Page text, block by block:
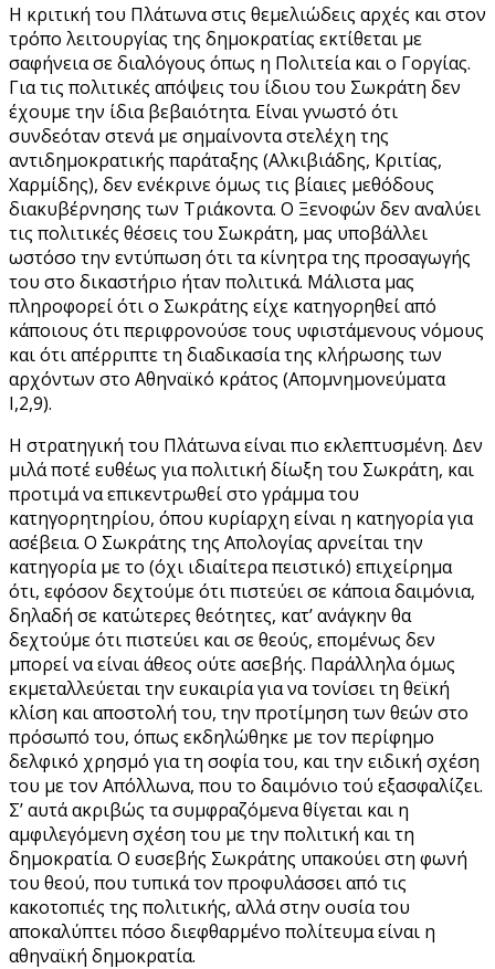
Η κριτική του Πλάτωνα στις θεμελιώδεις αρχές και στον
τρόπο λειτουργίας της δημοκρατίας εκτίθεται με
σαφήνεια σε διαλόγους όπως η Πολιτεία και ο Γοργίας.
Για τις πολιτικές απόψεις του ίδιου του Σωκράτη δεν
έχουμε την ίδια βεβαιότητα. Είναι γνωστό ότι
συνδεόταν στενά με σημαίνοντα στελέχη της
αντιδημοκρατικής παράταξης (Αλκιβιάδης, Κριτίας,
Χαρμίδης), δεν ενέκρινε όμως τις βίαιες μεθόδους
διακυβέρνησης των Τριάκοντα. Ο Ξενοφών δεν αναλύει
τις πολιτικές θέσεις του Σωκράτη, μας υποβάλλει
ωστόσο την εντύπωση ότι τα κίνητρα της προσαγωγής
του στο δικαστήριο ήταν πολιτικά. Μάλιστα μας
πληροφορεί ότι ο Σωκράτης είχε κατηγορηθεί από
κάποιους ότι περιφρονούσε τους υφιστάμενους νόμους
και ότι απέρριπτε τη διαδικασία της κλήρωσης των
αρχόντων στο Αθηναϊκό κράτος (Απομνημονεύματα
Ι,2,9).
Η στρατηγική του Πλάτωνα είναι πιο εκλεπτυσμένη. Δεν
μιλά ποτέ ευθέως για πολιτική δίωξη του Σωκράτη, και
προτιμά να επικεντρωθεί στο γράμμα του
κατηγορητηρίου, όπου κυρίαρχη είναι η κατηγορία για
ασέβεια. Ο Σωκράτης της Απολογίας αρνείται την
κατηγορία με το (όχι ιδιαίτερα πειστικό) επιχείρημα
ότι, εφόσον δεχτούμε ότι πιστεύει σε κάποια δαιμόνια,
δηλαδή σε κατώτερες θεότητες, κατ’ ανάγκην θα
δεχτούμε ότι πιστεύει και σε θεούς, επομένως δεν
μπορεί να είναι άθεος ούτε ασεβής. Παράλληλα όμως
εκμεταλλεύεται την ευκαιρία για να τονίσει τη θεϊκή
κλίση και αποστολή του, την προτίμηση των θεών στο
πρόσωπό του, όπως εκδηλώθηκε με τον περίφημο
δελφικό χρησμό για τη σοφία του, και την ειδική σχέση
του με τον Απόλλωνα, που το δαιμόνιο τού εξασφαλίζει.
Σ’ αυτά ακριβώς τα συμφραζόμενα θίγεται και η
αμφιλεγόμενη σχέση του με την πολιτική και τη
δημοκρατία. Ο ευσεβής Σωκράτης υπακούει στη φωνή
του θεού, που τυπικά τον προφυλάσσει από τις
κακοτοπιές της πολιτικής, αλλά στην ουσία του
αποκαλύπτει πόσο διεφθαρμένο πολίτευμα είναι η
αθηναϊκή δημοκρατία.